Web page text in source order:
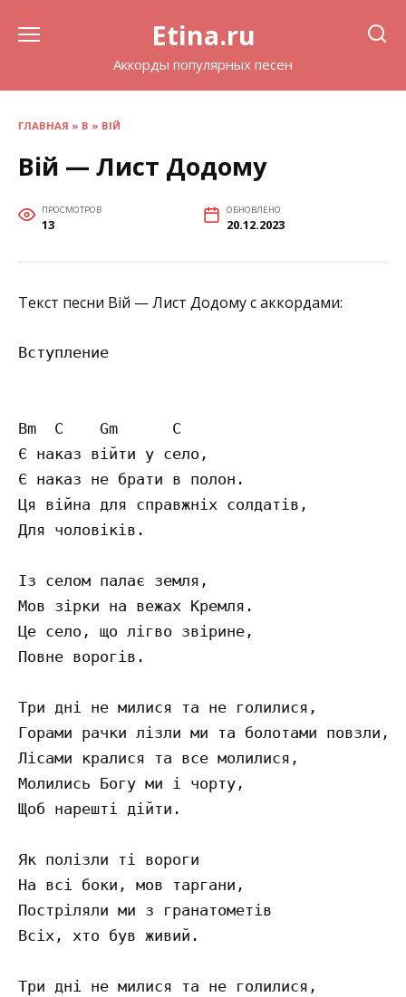
Etina.ru
Аккорды популярных песен
ГЛАВНАЯ » В » ВІЙ
Вій — Лист Додому
ПРОСМОТРОВ
13
ОБНОВЛЕНО
20.12.2023
Текст песни Вій — Лист Додому с аккордами:
Вступление
Bm  C    Gm      C
Є наказ війти у село,
Є наказ не брати в полон.
Ця війна для справжніх солдатів,
Для чоловіків.
Із селом палає земля,
Мов зірки на вежах Крeмля.
Це село, що лігво звірине,
Повне ворогів.
Три дні не милися та не голилися,
Горами рачки лізли ми та болотами повзли,
Лісами кралися та все молилися,
Молились Богу ми і чорту,
Щоб нарешті дійти.
Як полізли ті вороги
На всі боки, мов таргани,
Постріляли ми з гранатометів
Всіх, хто був живий.
Три дні не милися та не голилися,